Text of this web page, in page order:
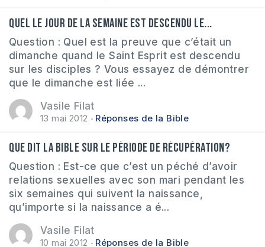
Quel le jour de la semaine est descendu le...
Question : Quel est la preuve que c’était un
dimanche quand le Saint Esprit est descendu
sur les disciples ? Vous essayez de démontrer
que le dimanche est liée ...
Vasile Filat
13 mai 2012 Réponses de la Bible
Que dit la Bible sur le période de récupération?
Question : Est-ce que c’est un péché d’avoir
relations sexuelles avec son mari pendant les
six semaines qui suivent la naissance,
qu’importe si la naissance a é...
Vasile Filat
10 mai 2012 Réponses de la Bible